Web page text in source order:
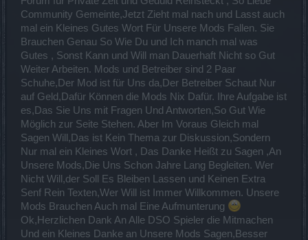
Community Gemeinte,Jetzt Zieht mal nach und Lasst auch
mal ein Kleines Gutes Wort Für Unsere Mods Fallen. Sie
Brauchen Genau So Wie Du und Ich manch mal was
Gutes , Sonst Kann und Will man Dauerhaft Nicht so Gut
Weiter Arbeiten. Mods und Betreiber sind 2 Paar
Schuhe,Der Mod ist für Uns da,Der Betreiber Schaut Nur
auf Geld,Dafür Können die Mods Nix Dafür. Ihre Aufgabe ist
es,Das Sie Uns mit Fragen Und Antworten,So Gut Wie
Möglich zur Seite Stehen. Aber Im Voraus Gleich mal
Sagen Will,Das ist Kein Thema zur Diskussion,Sondern
Nur mal ein Kleines Wort , Das Danke Heißt zu Sagen ,An
Unsere Mods,Die Uns Schon Jahre Lang Begleiten. Wer
Nicht Will,der Soll Es Bleiben Lassen und Keinen Extra
Senf Rein Texten,Wer Will ist Immer Willkommen. Unsere
Mods Brauchen Auch mal Eine Aufmunterung
Ok,Herzlichen Dank An Alle DSO Spieler die Mitmachen
Und ein Kleines Danke an Unsere Mods Sagen,Besser